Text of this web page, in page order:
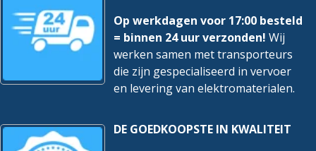
Op werkdagen voor 17:00 besteld
= binnen 24 uur verzonden! Wij
werken samen met transporteurs
die zijn gespecialiseerd in vervoer
en levering van elektromaterialen.
DE GOEDKOOPSTE IN KWALITEIT